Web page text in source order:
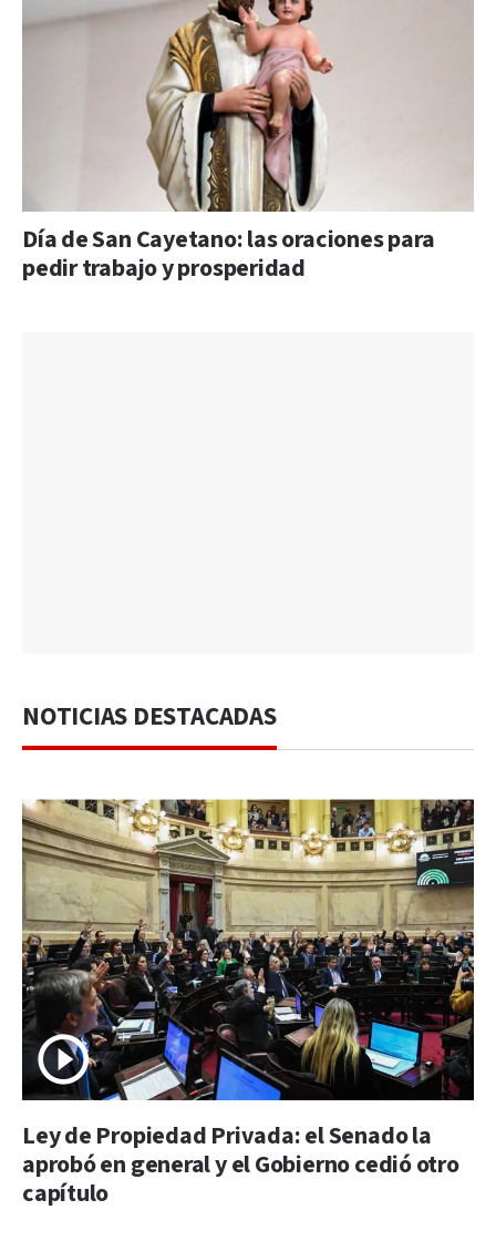
Día de San Cayetano: las oraciones para
pedir trabajo y prosperidad
NOTICIAS DESTACADAS
Ley de Propiedad Privada: el Senado la
aprobó en general y el Gobierno cedió otro
capítulo